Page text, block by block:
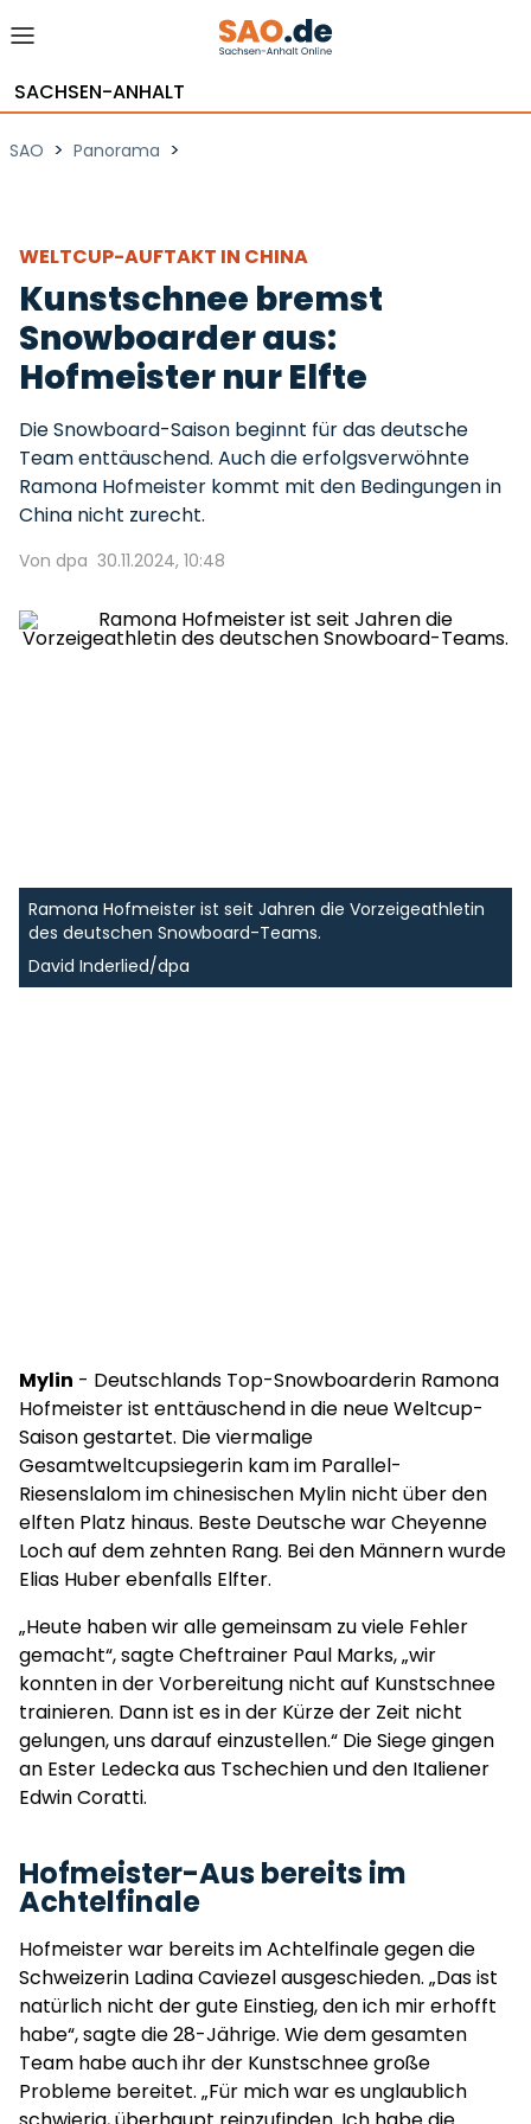
SACHSEN-ANHALT
SAO > Panorama >
WELTCUP-AUFTAKT IN CHINA
Kunstschnee bremst
Snowboarder aus:
Hofmeister nur Elfte
Die Snowboard-Saison beginnt für das deutsche
Team enttäuschend. Auch die erfolgsverwöhnte
Ramona Hofmeister kommt mit den Bedingungen in
China nicht zurecht.
Von dpa 30.11.2024, 10:48
Ramona Hofmeister ist seit Jahren die Vorzeigeathletin
des deutschen Snowboard-Teams.
David Inderlied/dpa
Mylin - Deutschlands Top-Snowboarderin Ramona
Hofmeister ist enttäuschend in die neue Weltcup-
Saison gestartet. Die viermalige
Gesamtweltcupsiegerin kam im Parallel-
Riesenslalom im chinesischen Mylin nicht über den
elften Platz hinaus. Beste Deutsche war Cheyenne
Loch auf dem zehnten Rang. Bei den Männern wurde
Elias Huber ebenfalls Elfter.
„Heute haben wir alle gemeinsam zu viele Fehler
gemacht“, sagte Cheftrainer Paul Marks, „wir
konnten in der Vorbereitung nicht auf Kunstschnee
trainieren. Dann ist es in der Kürze der Zeit nicht
gelungen, uns darauf einzustellen.“ Die Siege gingen
an Ester Ledecka aus Tschechien und den Italiener
Edwin Coratti.
Hofmeister-Aus bereits im
Achtelfinale
Hofmeister war bereits im Achtelfinale gegen die
Schweizerin Ladina Caviezel ausgeschieden. „Das ist
natürlich nicht der gute Einstieg, den ich mir erhofft
habe“, sagte die 28-Jährige. Wie dem gesamten
Team habe auch ihr der Kunstschnee große
Probleme bereitet. „Für mich war es unglaublich